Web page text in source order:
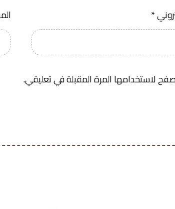
*
لاستخدامها المرة المقبلة في تعليقي.